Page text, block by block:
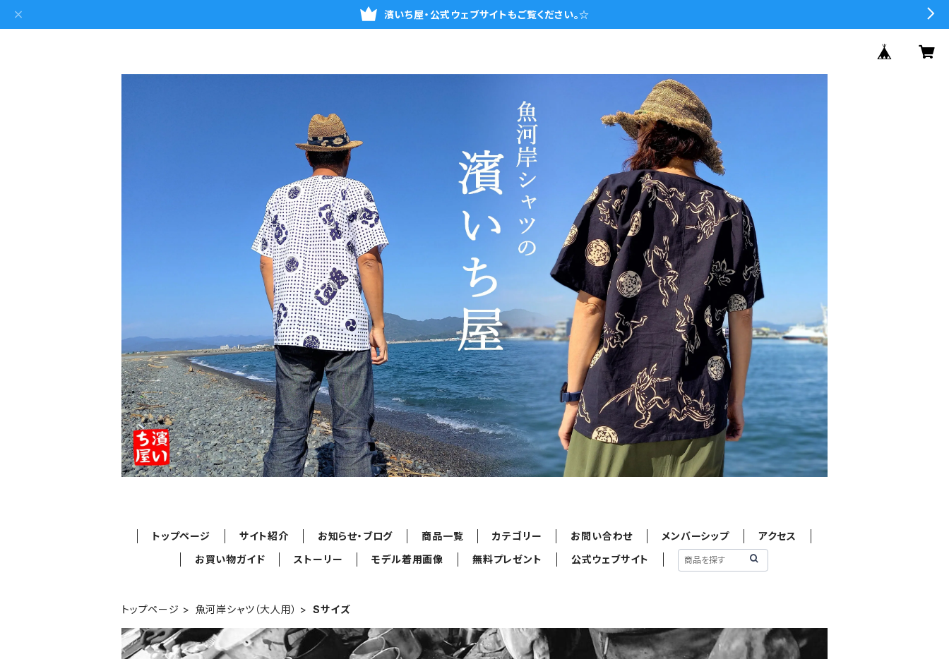
濱いち屋・公式ウェブサイトもご覧ください。☆
トップページ サイト紹介 お知らせ・ブログ 商品一覧 カテゴリー お問い合わせ メンバーシップ
アクセス
お買い物ガイド
ストーリー モデル着用画像 無料プレゼント 公式ウェブサイト
トップページ 魚河岸シャツ（大人用） Sサイズ